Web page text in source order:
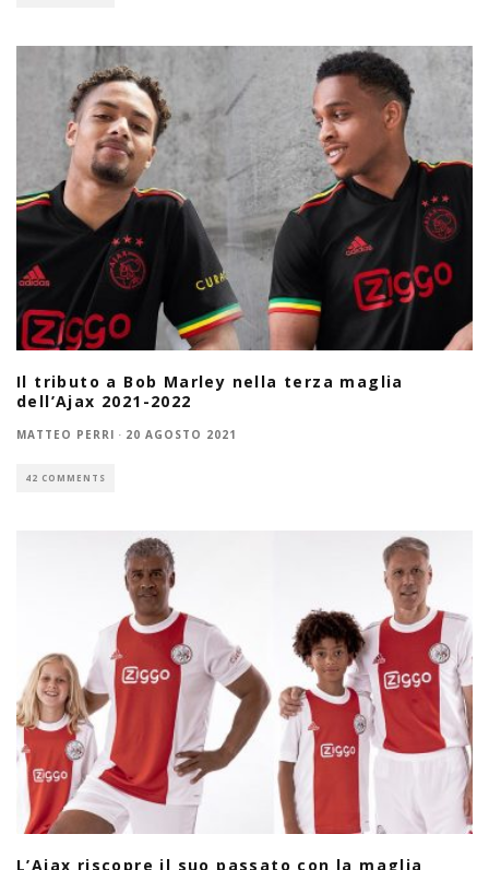
Il tributo a Bob Marley nella terza maglia
dell’Ajax 2021-2022
MATTEO PERRI · 20 AGOSTO 2021
42 COMMENTS
L’Ajax riscopre il suo passato con la maglia